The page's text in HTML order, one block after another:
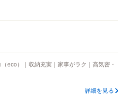
eco）｜収納充実｜家事がラク｜高気密・
詳細を見る